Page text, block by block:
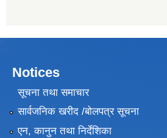
Notices
सूचना तथा समाचार
सार्वजनिक खरीद /बोलपत्र सूचना
एन, कानुन तथा निर्देशिका